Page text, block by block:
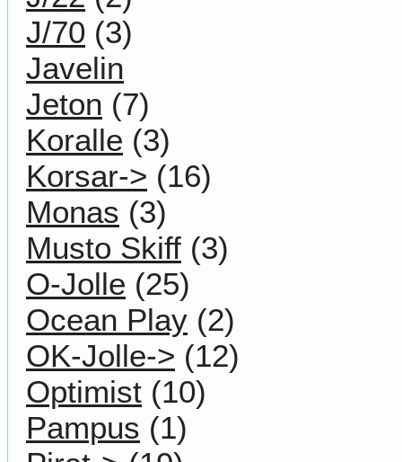
J/70 (3)
Javelin
Jeton (7)
Koralle (3)
Korsar-> (16)
Monas (3)
Musto Skiff (3)
O-Jolle (25)
Ocean Play (2)
OK-Jolle-> (12)
Optimist (10)
Pampus (1)